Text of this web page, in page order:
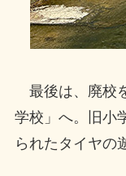
最後は、廃校
学校」へ。旧小
られたタイヤの